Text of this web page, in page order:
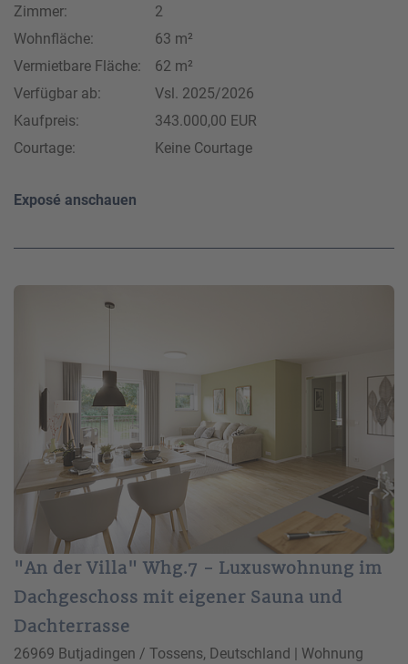
Zimmer:
2
Wohnfläche:
63 m²
Vermietbare Fläche:
62 m²
Verfügbar ab:
Vsl. 2025/2026
Kaufpreis:
343.000,00 EUR
Courtage:
Keine Courtage
Exposé anschauen
"An der Villa" Whg.7 - Luxuswohnung im
Dachgeschoss mit eigener Sauna und
Dachterrasse
26969 Butjadingen / Tossens, Deutschland | Wohnung